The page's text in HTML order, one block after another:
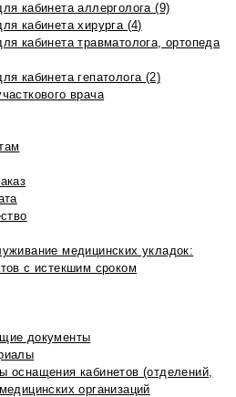
кабинета аллерголога (9)
кабинета хирурга (4)
кабинета травматолога, ортопеда
кабинета гепатолога (2)
врача
медицинских укладок:
с истекшим сроком
документы
оснащения кабинетов (отделений,
организаций